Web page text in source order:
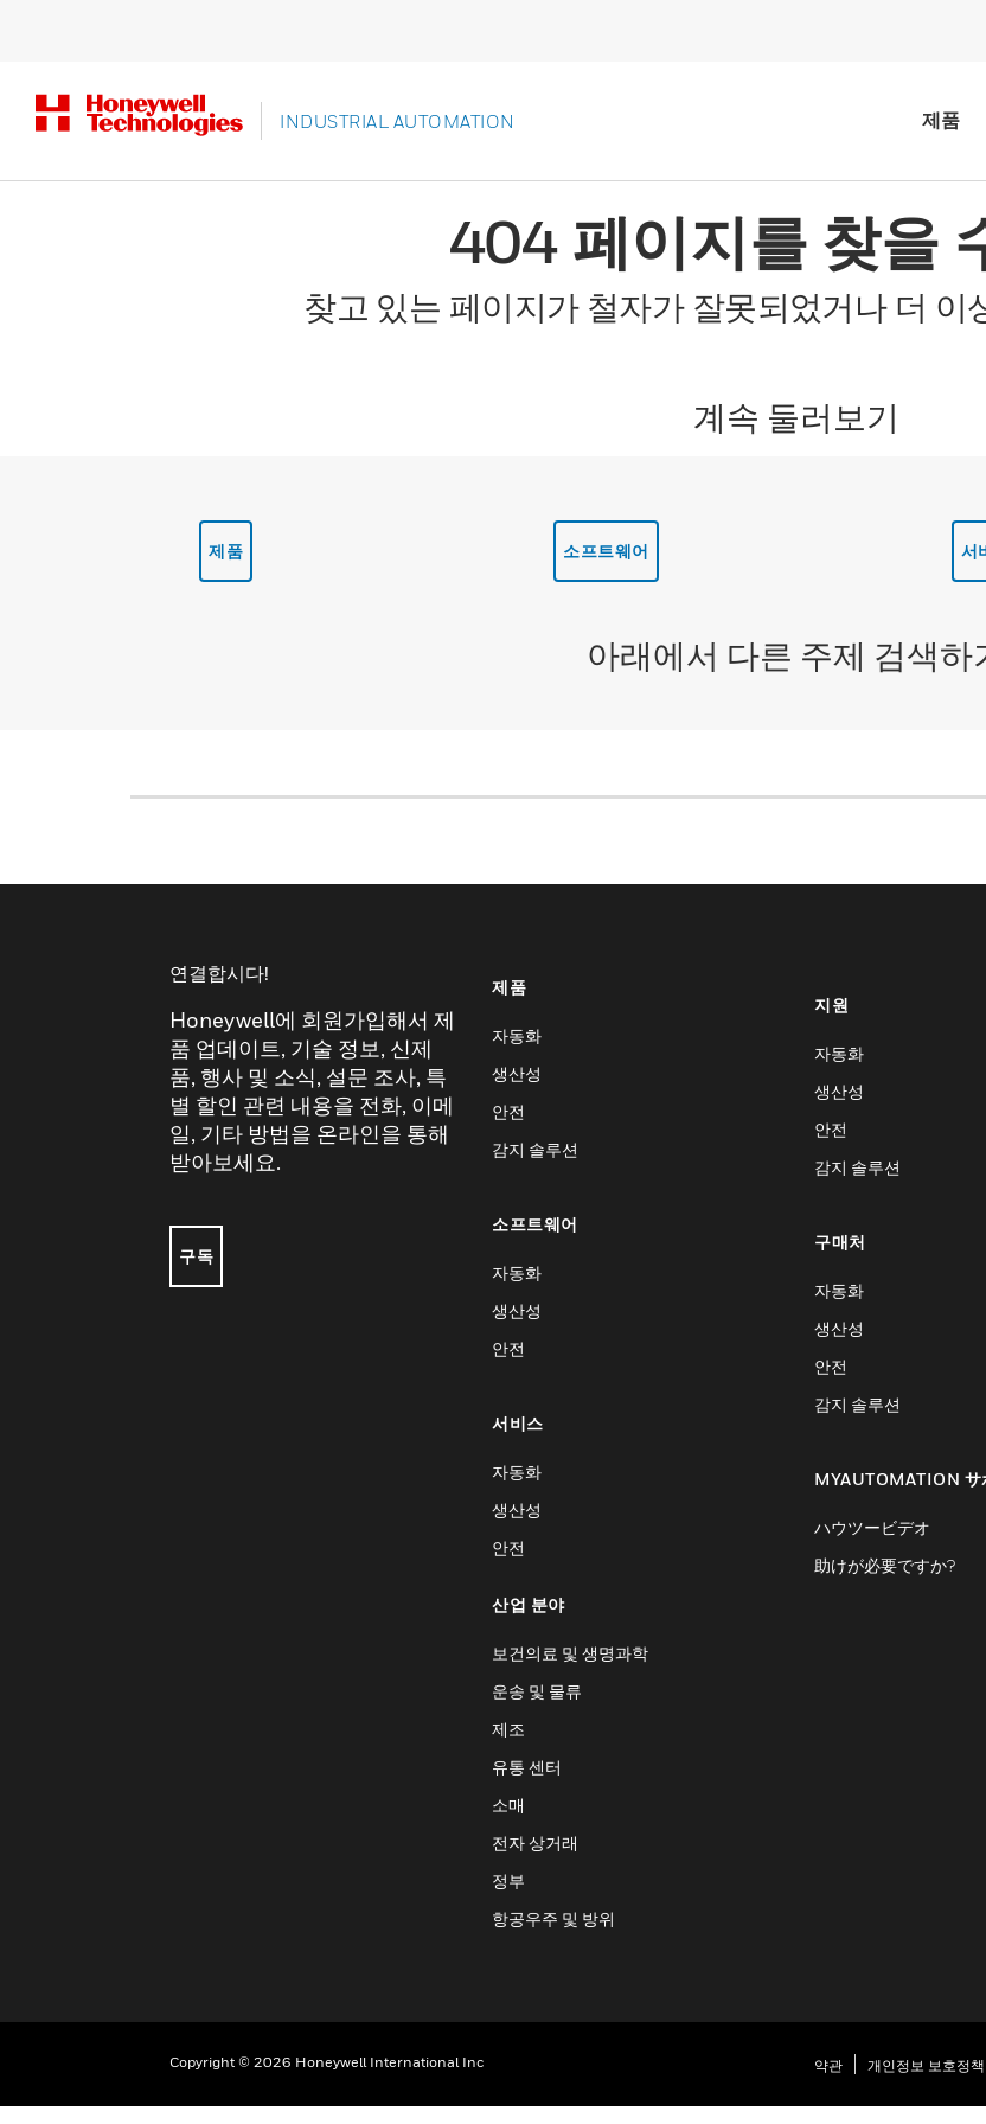
INDUSTRIAL AUTOMATION 제품
404 페이지를 찾을
찾고 있는 페이지가 철자가 잘못되었거나 더 이
계속 둘러보기
제품 소프트웨어 서
아래에서 다른 주제 검색하
연결합시다!
Honeywell에 회원가입해서 제
품 업데이트, 기술 정보, 신제
품, 행사 및 소식, 설문 조사, 특
별 할인 관련 내용을 전화, 이메
일, 기타 방법을 온라인을 통해
받아보세요.
구독
제품
자동화
생산성
안전
감지 솔루션
소프트웨어
자동화
생산성
안전
서비스
자동화
생산성
안전
산업 분야
보건의료 및 생명과학
운송 및 물류
제조
유통 센터
소매
전자 상거래
정부
항공우주 및 방위
지원
자동화
생산성
안전
감지 솔루션
구매처
자동화
생산성
안전
감지 솔루션
MYAUTOMATION サ
ハウツービデオ
助けが必要ですか?
Copyright © 2026 Honeywell International Inc 약관 개인정보 보호정책